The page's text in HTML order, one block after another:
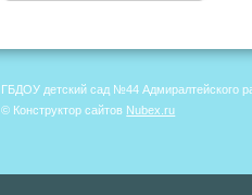
ГБДОУ детский сад №44 Адмиралтейского
© Конструктор сайтов Nubex.ru